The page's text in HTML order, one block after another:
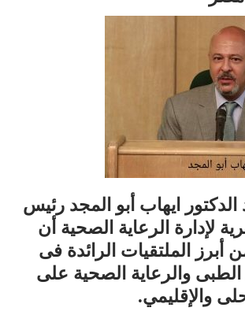
ايهاب أبو المجد رئيس
لإدارة الرعاية الصحية أن
أبرز الملتقيات الرائدة فى
الطبى والرعاية الصحية على
والإقليمي.